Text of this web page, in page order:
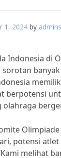
1, 2024 by
Indonesia di
berpotensi
olahraga
Olimpiade
potensi
melihat